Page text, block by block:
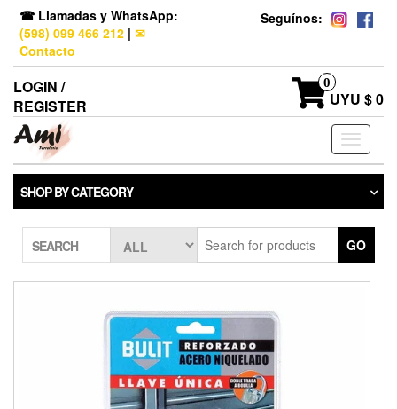
☎ Llamadas y WhatsApp:
(598) 099 466 212 | ✉
Contacto
Seguínos:
LOGIN /
REGISTER
0
UYU $ 0
Toggle
SHOP BY CATEGORY
SEARCH GO